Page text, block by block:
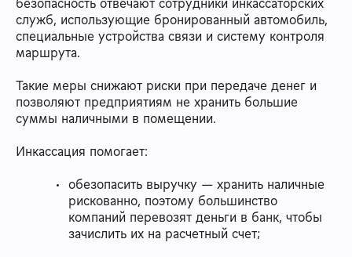
служб, использующие бронированный автомобиль,
специальные устройства связи и систему контроля
маршрута.
Такие меры снижают риски при передаче денег и
позволяют предприятиям не хранить большие
суммы наличными в помещении.
Инкассация помогает:
обезопасить выручку — хранить наличные
рискованно, поэтому большинство
компаний перевозят деньги в банк, чтобы
зачислить их на расчетный счет;